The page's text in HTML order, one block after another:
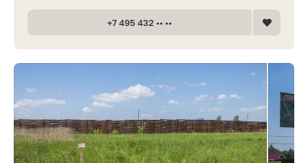
+7 495 432 •• ••